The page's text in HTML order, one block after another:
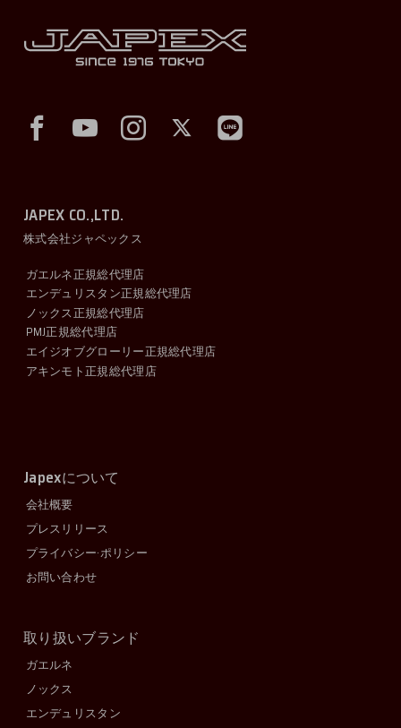
JAPEX CO.,LTD.
株式会社ジャペックス
ガエルネ正規総代理店
エンデュリスタン正規総代理店
ノックス正規総代理店
PMJ正規総代理店
エイジオブグローリー正規総代理店
アキンモト正規総代理店
Japexについて
会社概要
プレスリリース
プライバシー·ポリシー
お問い合わせ
取り扱いブランド
ガエルネ
ノックス
エンデュリスタン